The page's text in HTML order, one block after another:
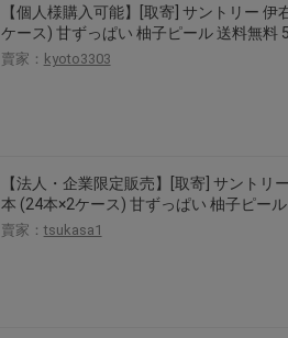
【個人様購入可能】[取寄] サントリー 伊
ケース) 甘ずっぱい 柚子ピール 送料無料
賣家： kyoto3303
【法人・企業限定販売】[取寄] サントリ
本 (24本×2ケース) 甘ずっぱい 柚子ピー
賣家：tsukasa1